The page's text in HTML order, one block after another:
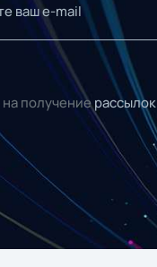
на получениерассылок